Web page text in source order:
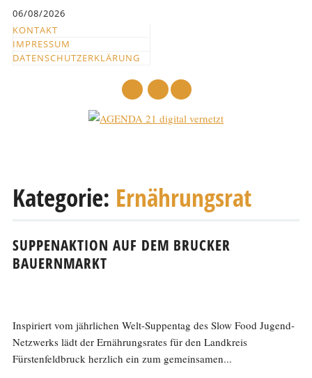
springen
06/08/2026
KONTAKT
IMPRESSUM
DATENSCHUTZERKLÄRUNG
zum
Kategorie: Ernährungsrat
SUPPENAKTION AUF DEM BRUCKER
BAUERNMARKT
Inspiriert vom jährlichen Welt-Suppentag des Slow Food Jugend-
Netzwerks lädt der Ernährungsrates für den Landkreis
Fürstenfeldbruck herzlich ein zum gemeinsamen...